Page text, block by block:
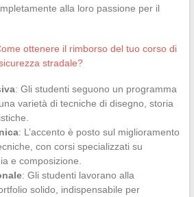
alla loro passione per il
ottenere il rimborso del tuo corso di
stradale?
: Gli studenti seguono un programma
varietà di tecniche di disegno, storia
: L’accento è posto sul miglioramento
con corsi specializzati su
e composizione.
: Gli studenti lavorano alla
solido, indispensabile per